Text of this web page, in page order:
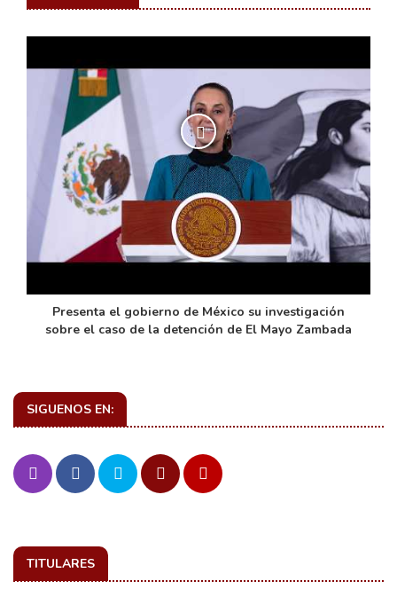
Presenta el gobierno de México su investigación
sobre el caso de la detención de El Mayo Zambada
SIGUENOS EN:
TITULARES